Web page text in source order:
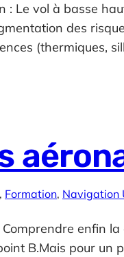
: Le vol à basse
des
(thermiques,
, Formation, Navigation
enfin la
B.Mais pour un